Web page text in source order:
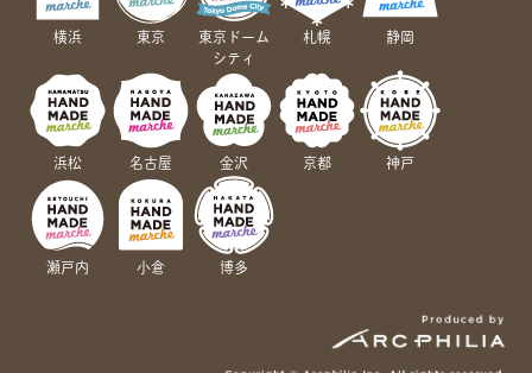
横浜 東京
東京ドーム
シティ
札幌 静岡
浜松 名古屋 金沢 京都 神戸
瀬戸内 小倉 博多